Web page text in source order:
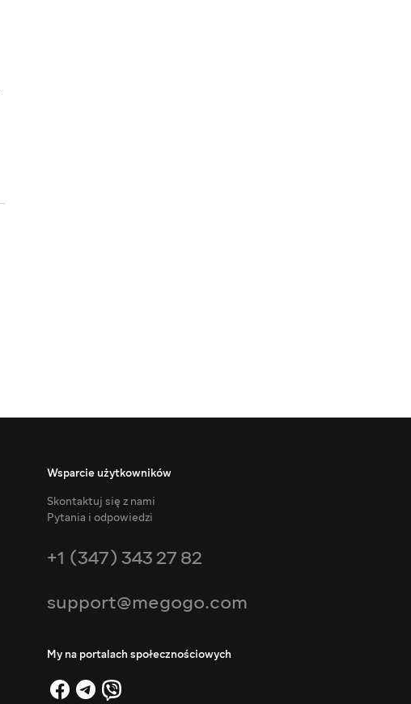
Wsparcie użytkowników
Skontaktuj się z nami
Pytania i odpowiedzi
+1 (347) 343 27 82
support@megogo.com
My na portalach społecznościowych